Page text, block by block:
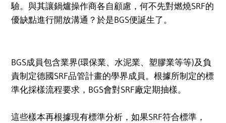
驗。與其讓鍋爐操作商各自顧慮，何不先對燃燒SRF的
優缺點進行開放溝通？於是BGS便誕生了。
BGS成員包含業界(環保業、水泥業、塑膠業等等)及負
責制定德國SRF品管計畫的學界成員。根據所制定的標
準化採樣流程要求，BGS會對SRF廠定期抽樣。
這些樣本再根據現有標準分析，如果SRF符合標準，